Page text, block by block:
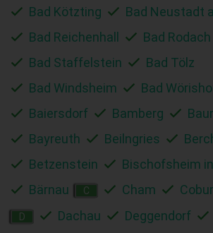
Bad Kötzting
Bad Neustadt
Bad Reichenhall
Bad Rodach
Bad Staffelstein
Bad Tölz
Bad Windsheim
Bad
Baiersdorf
Bamberg
Bayreuth
Beilngries
Betzenstein
Bischofsheim
Bärnau
C Cham
D Dachau Deggendorf